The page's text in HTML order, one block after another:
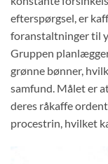
efterspørgsel, er
foranstaltninger til
Gruppen
grønne bønner,
samfund. Målet er
deres råkaffe
procestrin, hvilket